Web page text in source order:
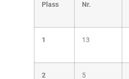
Plass Nr.
1 13
2 5